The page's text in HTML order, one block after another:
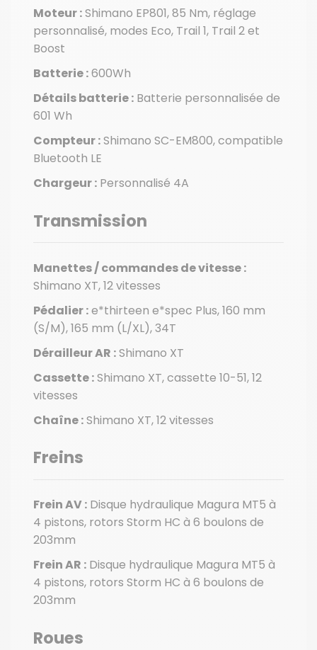
Moteur :Shimano EP801, 85 Nm, réglage
personnalisé, modes Eco, Trail 1, Trail 2 et
Boost
Batterie :600Wh
Détails batterie : Batterie personnalisée de
601 Wh
Compteur :Shimano SC-EM800, compatible
Bluetooth LE
Chargeur : Personnalisé 4A
Transmission
Manettes / commandes de vitesse :
Shimano XT, 12 vitesses
Pédalier :e*thirteen e*spec Plus, 160 mm
(S/M), 165 mm (L/XL), 34T
Dérailleur AR :Shimano XT
Cassette :Shimano XT, cassette 10-51, 12
vitesses
Chaîne :Shimano XT, 12 vitesses
Freins
Frein AV : Disque hydraulique Magura MT5 à
4 pistons, rotors Storm HC à 6 boulons de
203mm
Frein AR : Disque hydraulique Magura MT5 à
4 pistons, rotors Storm HC à 6 boulons de
203mm
Roues